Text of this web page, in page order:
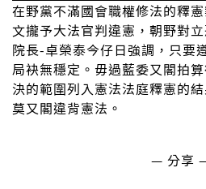
在野黨不滿國會職權修法的釋
文攏予大法官判違憲，朝野對
院長-卓榮泰今仔日強調，只要
局袂無穩定。毋過藍委又閣拍
決的範圍列入憲法法庭釋憲的
莫又閣違背憲法。
— 分享